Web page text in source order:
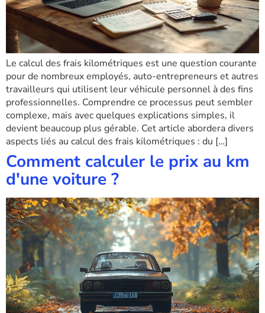
Le calcul des frais kilométriques est une question courante
pour de nombreux employés, auto-entrepreneurs et autres
travailleurs qui utilisent leur véhicule personnel à des fins
professionnelles. Comprendre ce processus peut sembler
complexe, mais avec quelques explications simples, il
devient beaucoup plus gérable. Cet article abordera divers
aspects liés au calcul des frais kilométriques : du […]
Comment calculer le prix au km
d'une voiture ?